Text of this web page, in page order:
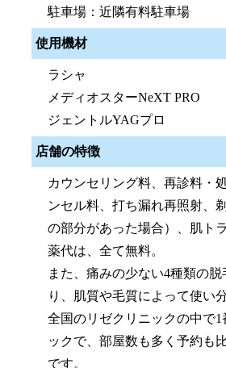
駐車場：近隣有料駐車場
使用機材
ラシャ
メディオスターNeXT PRO
ジェントルYAGプロ
店舗の特徴
カウンセリング料、再診料・
ンセル料、打ち漏れ再照射、
の部分があった場合）、肌ト
薬代は、全て無料。
また、痛みの少ない4種類の
り、肌質や毛質によって使い
全国のリゼクリニックの中で
ックで、部屋数も多く予約も
です。